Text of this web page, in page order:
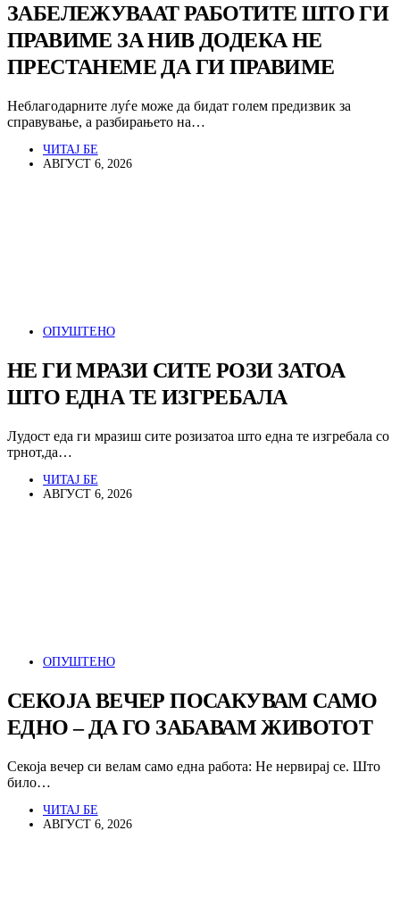
ЗАБЕЛЕЖУВААТ РАБОТИТЕ ШТО ГИ
ПРАВИМЕ ЗА НИВ ДОДЕКА НЕ
ПРЕСТАНЕМЕ ДА ГИ ПРАВИМЕ
Неблагодарните луѓе може да бидат голем предизвик за
справување, а разбирањето на…
ЧИТАЈ БЕ
АВГУСТ 6, 2026
ОПУШТЕНО
НЕ ГИ МРАЗИ СИТЕ РОЗИ ЗАТОА
ШТО ЕДНА ТЕ ИЗГРЕБАЛА
Лудост еда ги мразиш сите розизатоа што една те изгребала со
трнот,да…
ЧИТАЈ БЕ
АВГУСТ 6, 2026
ОПУШТЕНО
СЕКОЈА ВЕЧЕР ПОСАКУВАМ САМО
ЕДНО – ДА ГО ЗАБАВАМ ЖИВОТОТ
Секоја вечер си велам само една работа: Не нервирај се. Што
било…
ЧИТАЈ БЕ
АВГУСТ 6, 2026